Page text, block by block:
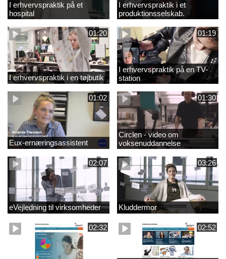
I erhvervspraktik på et
hospital
I erhvervspraktik i et
produktionsselskab.
01:20
I erhvervspraktik i en tøjbutik
01:19
I erhvervspraktik på en TV-
station
01:02
Eux-ernæringsassistent
01:30
Circlen - video om
voksenuddannelse
02:07
eVejledning til virksomheder
03:26
Kluddermor
02:32 02:52